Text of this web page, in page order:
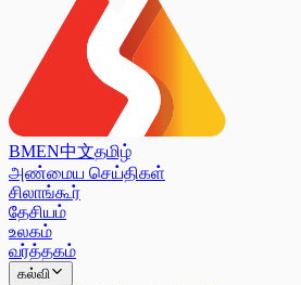
BMEN中文தமிழ்
அண்மைய செய்திகள்
சிலாங்கூர்
தேசியம்
உலகம்
வர்த்தகம்
கல்வி